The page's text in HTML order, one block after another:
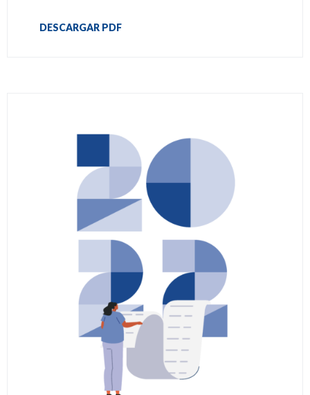
DESCARGAR PDF